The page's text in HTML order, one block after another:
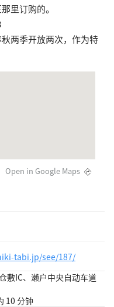
里订购的。
两季开放两次，作为特
Open in Google Maps
tabi.jp/see/187/
敷IC、濑户中央自动车道
10 分钟